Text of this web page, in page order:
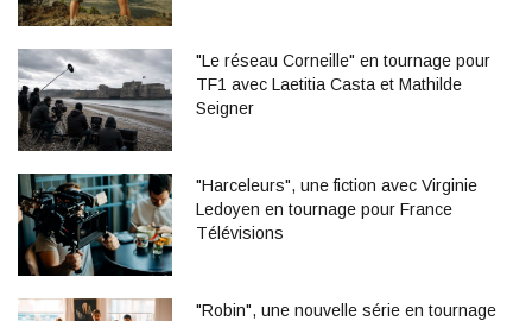
"Le réseau Corneille" en tournage pour
TF1 avec Laetitia Casta et Mathilde
Seigner
"Harceleurs", une fiction avec Virginie
Ledoyen en tournage pour France
Télévisions
"Robin", une nouvelle série en tournage